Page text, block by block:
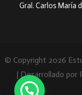
Gral. Carlos María
© Copyright 2026
| Desarrollado por